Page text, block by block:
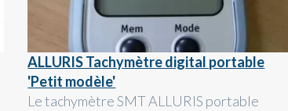
ALLURIS Tachymètre digital portable
'Petit modèle'
Le tachymètre SMT ALLURIS portable